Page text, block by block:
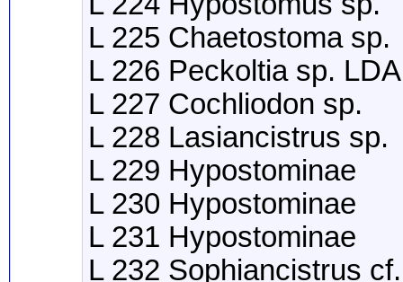
L 225 Chaetostoma sp.
L 226 Peckoltia sp.
L 227 Cochliodon sp.
L 228 Lasiancistrus sp.
L 229 Hypostominae
L 230 Hypostominae
L 231 Hypostominae
L 232 Sophiancistrus